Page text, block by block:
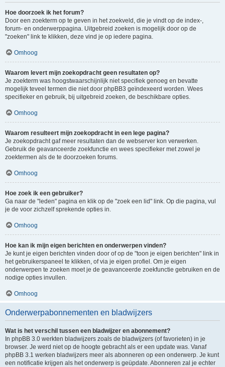
Hoe doorzoek ik het forum?
Door een zoekterm op te geven in het zoekveld, die je vindt op de index-,
forum- en onderwerppagina. Uitgebreid zoeken is mogelijk door op de
"zoeken" link te klikken, deze vind je op iedere pagina.
Omhoog
Waarom levert mijn zoekopdracht geen resultaten op?
Je zoekterm was hoogstwaarschijnlijk niet specifiek genoeg en bevatte
mogelijk teveel termen die niet door phpBB3 geïndexeerd worden. Wees
specifieker en gebruik, bij uitgebreid zoeken, de beschikbare opties.
Omhoog
Waarom resulteert mijn zoekopdracht in een lege pagina?
Je zoekopdracht gaf meer resultaten dan de webserver kon verwerken.
Gebruik de geavanceerde zoekfunctie en wees specifieker met zowel je
zoektermen als de te doorzoeken forums.
Omhoog
Hoe zoek ik een gebruiker?
Ga naar de "leden" pagina en klik op de "zoek een lid" link. Op die pagina, vul
je de voor zichzelf sprekende opties in.
Omhoog
Hoe kan ik mijn eigen berichten en onderwerpen vinden?
Je kunt je eigen berichten vinden door of op de "toon je eigen berichten" link in
het gebruikerspaneel te klikken, of via je eigen profiel. Om je eigen
onderwerpen te zoeken moet je de geavanceerde zoekfunctie gebruiken en de
nodige opties invullen.
Omhoog
Onderwerpabonnementen en bladwijzers
Wat is het verschil tussen een bladwijzer en abonnement?
In phpBB 3.0 werkten bladwijzers zoals de bladwijzers (of favorieten) in je
browser. Je werd niet op de hoogte gebracht als er een update was. Vanaf
phpBB 3.1 werken bladwijzers meer als abonneren op een onderwerp. Je kunt
een notificatie krijgen als het onderwerp is geüpdate. Abonneren zal je echter